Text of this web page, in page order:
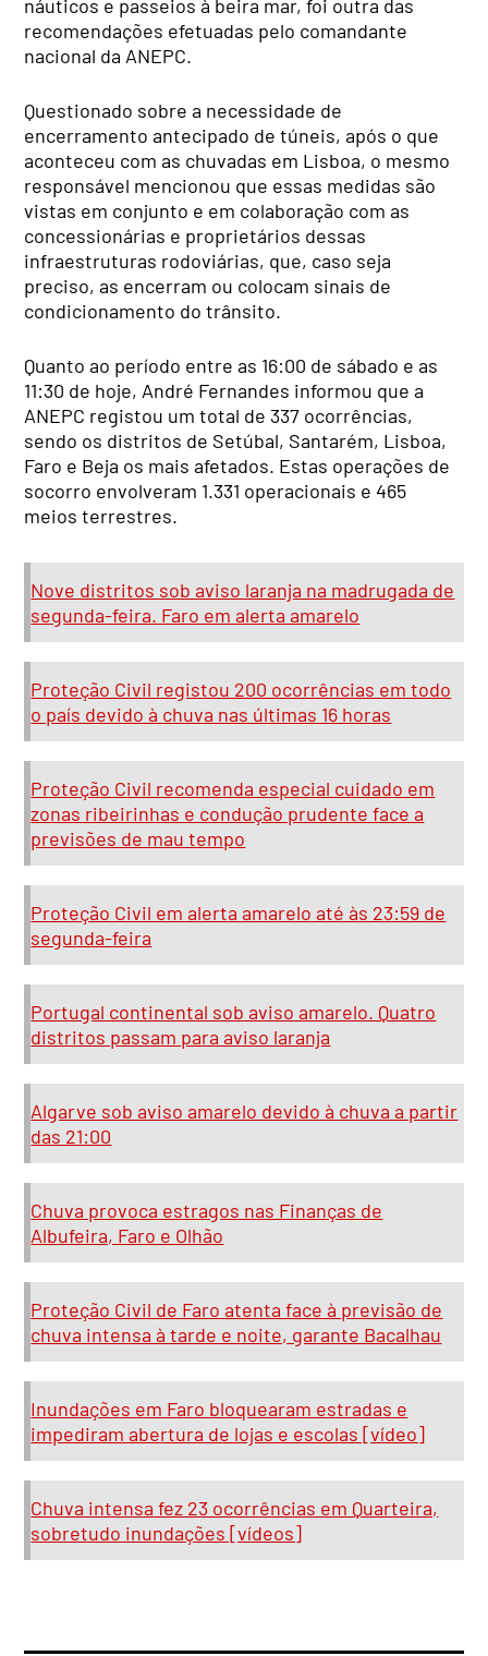
náuticos e passeios à beira mar, foi outra das
recomendações efetuadas pelo comandante
nacional da ANEPC.
Questionado sobre a necessidade de
encerramento antecipado de túneis, após o que
aconteceu com as chuvadas em Lisboa, o mesmo
responsável mencionou que essas medidas são
vistas em conjunto e em colaboração com as
concessionárias e proprietários dessas
infraestruturas rodoviárias, que, caso seja
preciso, as encerram ou colocam sinais de
condicionamento do trânsito.
Quanto ao período entre as 16:00 de sábado e as
11:30 de hoje, André Fernandes informou que a
ANEPC registou um total de 337 ocorrências,
sendo os distritos de Setúbal, Santarém, Lisboa,
Faro e Beja os mais afetados. Estas operações de
socorro envolveram 1.331 operacionais e 465
meios terrestres.
Nove distritos sob aviso laranja na madrugada de
segunda-feira. Faro em alerta amarelo
Proteção Civil registou 200 ocorrências em todo
o país devido à chuva nas últimas 16 horas
Proteção Civil recomenda especial cuidado em
zonas ribeirinhas e condução prudente face a
previsões de mau tempo
Proteção Civil em alerta amarelo até às 23:59 de
segunda-feira
Portugal continental sob aviso amarelo. Quatro
distritos passam para aviso laranja
Algarve sob aviso amarelo devido à chuva a partir
das 21:00
Chuva provoca estragos nas Finanças de
Albufeira, Faro e Olhão
Proteção Civil de Faro atenta face à previsão de
chuva intensa à tarde e noite, garante Bacalhau
Inundações em Faro bloquearam estradas e
impediram abertura de lojas e escolas [vídeo]
Chuva intensa fez 23 ocorrências em Quarteira,
sobretudo inundações [vídeos]